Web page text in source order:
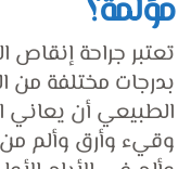
مؤلمة؟
تعتبر جراحة إنقاص
بدرجات مختلفة من
الطبيعي أن يعاني
وقيء وأرق وألم